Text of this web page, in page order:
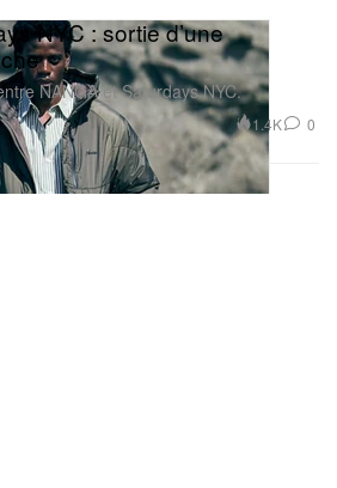
NYC : sortie d’une
NANGA et Saturdays NYC.
1.4K 0